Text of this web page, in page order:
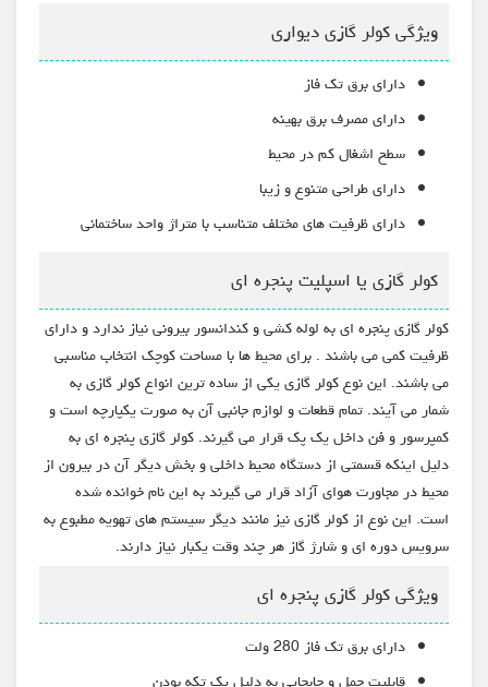
ویژگی کولر گازی دیواری
دارای برق تک فاز
دارای مصرف برق بهینه
سطح اشغال کم در محیط
دارای طراحی متنوع و زیبا
دارای ظرفیت های مختلف متناسب با متراژ واحد ساختمانی
کولر گازی یا اسپلیت پنجره ای
کولر گازی پنجره ای به لوله کشی و کندانسور بیرونی نیاز ندارد و دارای
ظرفیت کمی می باشند . برای محیط ها با مساحت کوچک انتخاب مناسبی
می باشند. این نوع کولر گازی یکی از ساده ترین انواع کولر گازی به
شمار می آیند. تمام قطعات و لوازم جانبی آن به صورت یکپارچه است و
کمپرسور و فن داخل یک پک قرار می گیرند. کولر گازی پنجره ای به
دلیل اینکه قسمتی از دستگاه محیط داخلی و بخش دیگر آن در بیرون از
محیط در مجاورت هوای آزاد قرار می گیرند به این نام خوانده شده
است. این نوع از کولر گازی نیز مانند دیگر سیستم های تهویه مطبوع به
سرویس دوره ای و شارژ گاز هر چند وقت یکبار نیاز دارند.
ویژگی کولر گازی پنجره ای
دارای برق تک فاز 280 ولت